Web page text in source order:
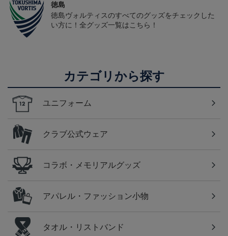
徳島
徳島ヴォルティスのすべてのグッズをチェックした
い方に！全グッズ一覧はこちら！
カテゴリから探す
ユニフォーム
クラブ公式ウェア
コラボ・メモリアルグッズ
アパレル・ファッション小物
タオル・リストバンド